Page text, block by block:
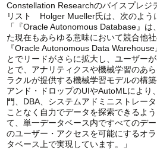
Constellation Researchのバイスプレジ
リスト Holger Mueller氏は、次のよう
「『Oracle Autonomous Database』
た現在もあらゆる意味において競合他
『Oracle Autonomous Data
とでリードがさらに拡大し、ユーザー
とで、アナリティクスや機械学習のあ
ラクルが提供する機械学習モデルの構
アンド・ドロップのUIやAutoMLにより
門、DBA、システムアドミニストレー
ことなく自力でデータを探索できるよ
て、単一データベース内ですべてのデ
のユーザー・アクセスを可能にするオ
タベース上で実現しています。」